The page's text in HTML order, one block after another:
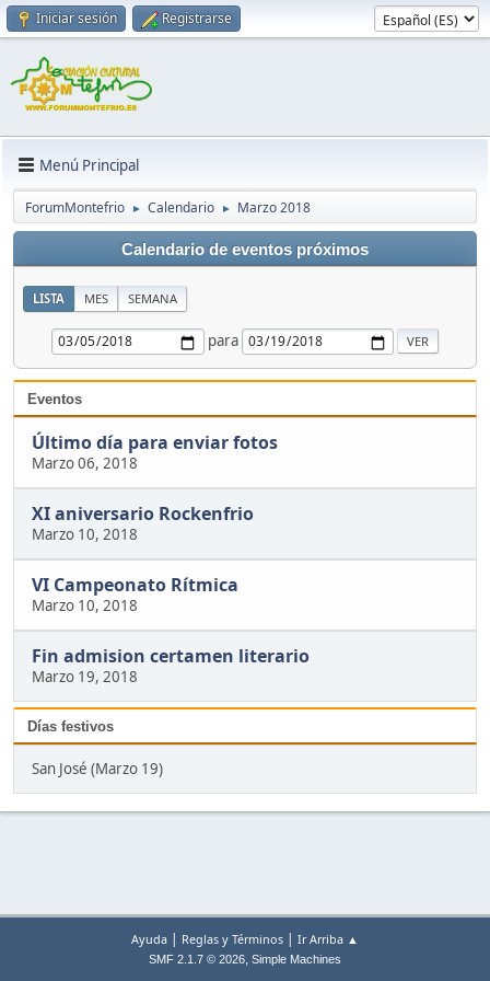
Iniciar sesión Registrarse
Menú Principal
ForumMontefrio ► Calendario ► Marzo 2018
Calendario de eventos próximos
LISTA MES SEMANA
para
Eventos
Último día para enviar fotos
Marzo 06, 2018
XI aniversario Rockenfrio
Marzo 10, 2018
VI Campeonato Rítmica
Marzo 10, 2018
Fin admision certamen literario
Marzo 19, 2018
Días festivos
San José (Marzo 19)
Ayuda | Reglas y Términos | Ir Arriba ▲
SMF 2.1.7 © 2026, Simple Machines